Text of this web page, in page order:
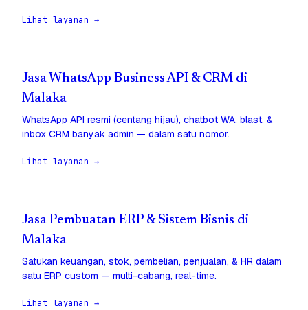
Lihat layanan →
Jasa WhatsApp Business API & CRM di
Malaka
WhatsApp API resmi (centang hijau), chatbot WA, blast, &
inbox CRM banyak admin — dalam satu nomor.
Lihat layanan →
Jasa Pembuatan ERP & Sistem Bisnis di
Malaka
Satukan keuangan, stok, pembelian, penjualan, & HR dalam
satu ERP custom — multi-cabang, real-time.
Lihat layanan →